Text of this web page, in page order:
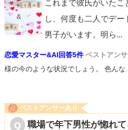
これまで彼氏がいた
し、何度も二人でデ
男子がいます。明ら...
恋愛マスター&AI回答5件 ベストアン
様の今のような状況でしょう。 色んな
ベストアンサーあり
職場で年下男性が惚れ